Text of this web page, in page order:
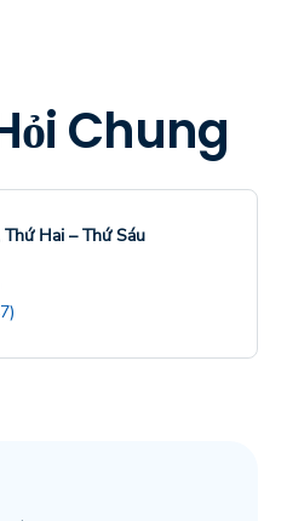
Chung
Hai – Thứ Sáu